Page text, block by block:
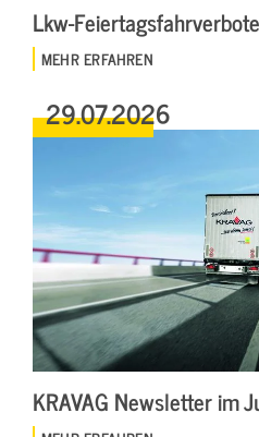
Lkw-
MEHR ERFAHREN
29.07.2026
KRAVAG Newsletter im